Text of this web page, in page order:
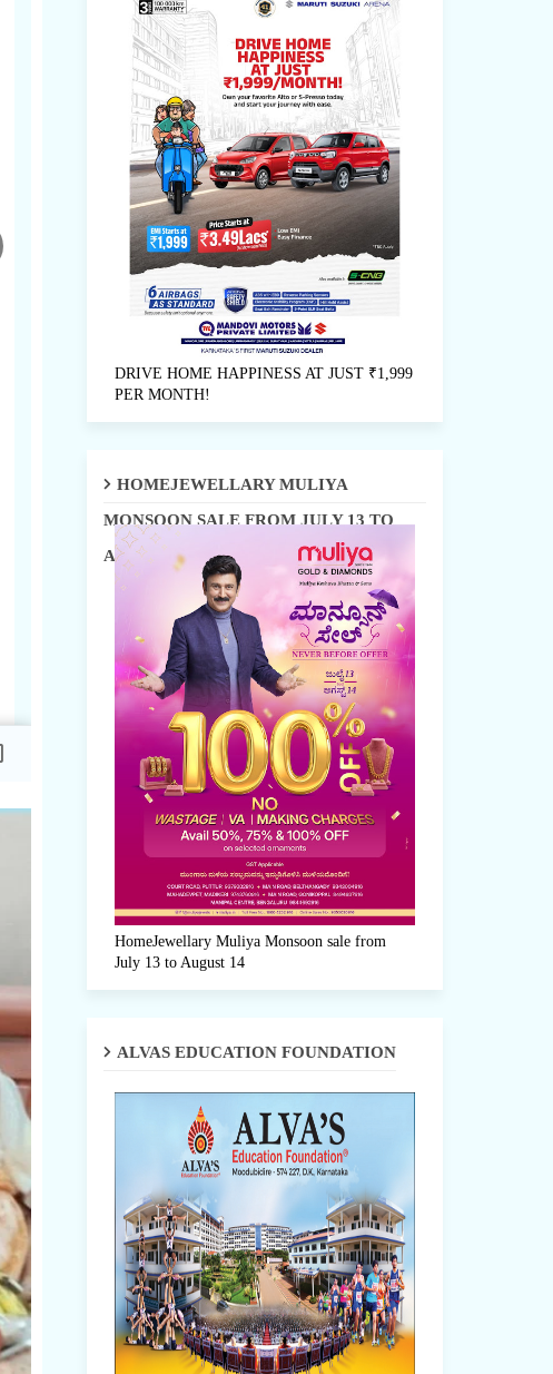
DRIVE HOME HAPPINESS AT JUST ₹1,999
PER MONTH!
HOMEJEWELLARY MULIYA
MONSOON SALE FROM JULY 13 TO
AUGUST 14
HomeJewellary Muliya Monsoon sale from
July 13 to August 14
ALVAS EDUCATION FOUNDATION